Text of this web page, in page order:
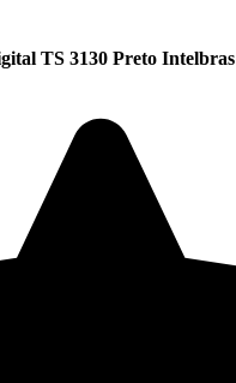
TS 3130 Preto Intelbras